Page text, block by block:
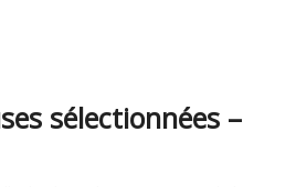
sélectionnées –